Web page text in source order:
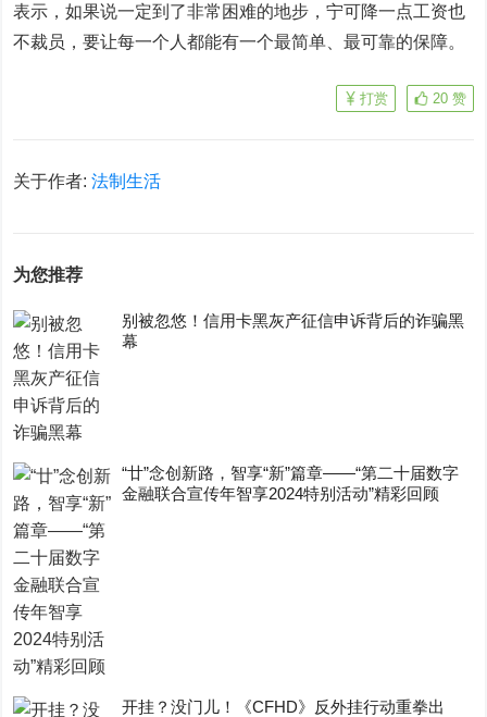
表示，如果说一定到了非常困难的地步，宁可降一点工资也
不裁员，要让每一个人都能有一个最简单、最可靠的保障。
20 赞
打赏
关于作者:法制生活
为您推荐
别被忽悠！信用卡黑灰产征信申诉背后的诈骗黑
幕
“廿”念创新路，智享“新”篇章——“第二十届数字
金融联合宣传年智享2024特别活动”精彩回顾
开挂？没门儿！《CFHD》反外挂行动重拳出